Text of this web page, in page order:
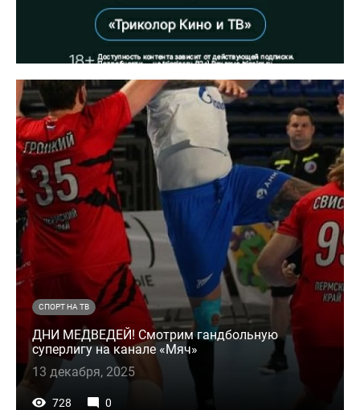
СПОРТ НА ТВ
ДНИ МЕДВЕДЕЙ! Смотрим гандбольную
суперлигу на канале «Мяч»
13 декабря, 2025
728 0